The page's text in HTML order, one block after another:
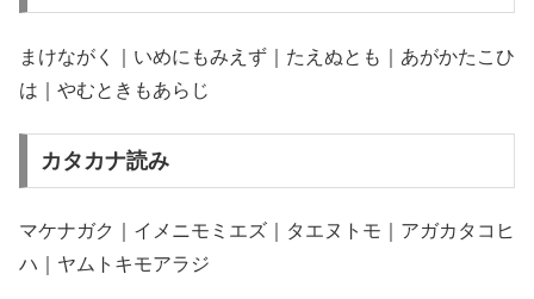
まけながく｜いめにもみえず｜たえぬとも｜あがかたこひ
は｜やむときもあらじ
カタカナ読み
マケナガク｜イメニモミエズ｜タエヌトモ｜アガカタコヒ
ハ｜ヤムトキモアラジ